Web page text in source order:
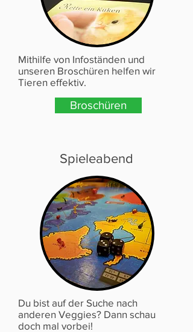
Mithilfe von Infoständen und
unseren Broschüren helfen wir
Tieren effektiv.
Broschüren
Spieleabend
Du bist auf der Suche nach
anderen Veggies? Dann schau
doch mal vorbei!